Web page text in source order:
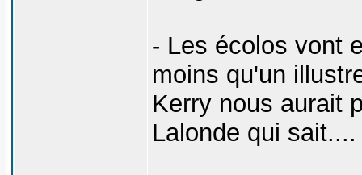
- Les écolos vont
moins qu'un
Kerry nous aurait
Lalonde qui sait....